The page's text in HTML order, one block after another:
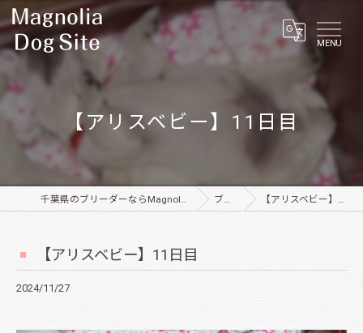
MENU
【アリスベビー】11日目
千葉県のブリーダーならMagnolia Dog Site ブログ 【アリスベビー】11日目
【アリスベビー】11日目
2024/11/27